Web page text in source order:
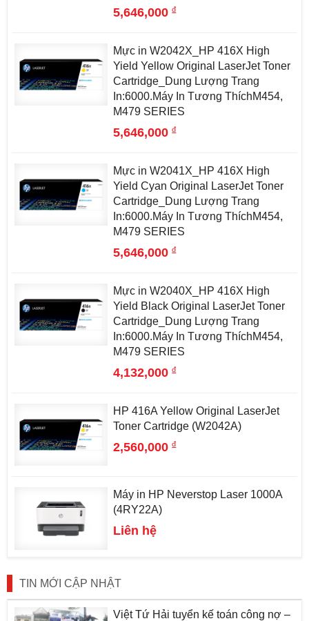
5,646,000đ
Mực in W2042X_HP 416X High
Yield Yellow Original LaserJet Toner
Cartridge_Dung Lượng Trang
In:6000.Máy In Tương ThíchM454,
M479 SERIES
5,646,000đ
Mực in W2041X_HP 416X High
Yield Cyan Original LaserJet Toner
Cartridge_Dung Lượng Trang
In:6000.Máy In Tương ThíchM454,
M479 SERIES
5,646,000đ
Mực in W2040X_HP 416X High
Yield Black Original LaserJet Toner
Cartridge_Dung Lượng Trang
In:6000.Máy In Tương ThíchM454,
M479 SERIES
4,132,000đ
HP 416A Yellow Original LaserJet
Toner Cartridge (W2042A)
2,560,000đ
Máy in HP Neverstop Laser 1000A
(4RY22A)
Liên hệ
TIN MỚI CẬP NHẬT
Việt Tứ Hải tuyển kế toán công nợ –